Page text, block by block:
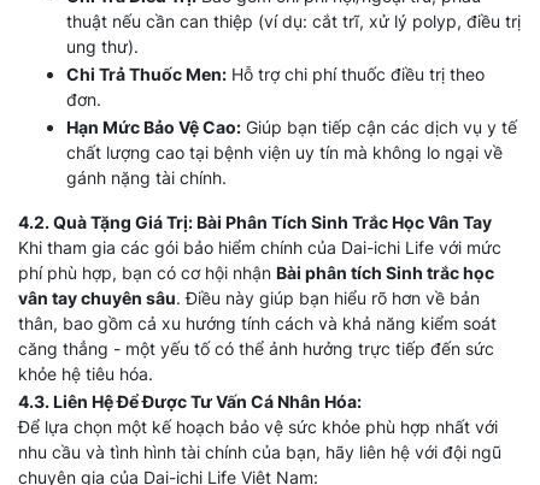
thuật nếu cần can thiệp (ví dụ: cắt trĩ, xử lý polyp, điều trị
ung thư).
Chi Trả Thuốc Men: Hỗ trợ chi phí thuốc điều trị theo
đơn.
Hạn Mức Bảo Vệ Cao: Giúp bạn tiếp cận các dịch vụ y tế
chất lượng cao tại bệnh viện uy tín mà không lo ngại về
gánh nặng tài chính.
4.2. Quà Tặng Giá Trị: Bài Phân Tích Sinh Trắc Học Vân Tay
Khi tham gia các gói bảo hiểm chính của Dai-ichi Life với mức
phí phù hợp, bạn có cơ hội nhận Bài phân tích Sinh trắc học
vân tay chuyên sâu. Điều này giúp bạn hiểu rõ hơn về bản
thân, bao gồm cả xu hướng tính cách và khả năng kiểm soát
căng thẳng - một yếu tố có thể ảnh hưởng trực tiếp đến sức
khỏe hệ tiêu hóa.
4.3. Liên Hệ Để Được Tư Vấn Cá Nhân Hóa:
Để lựa chọn một kế hoạch bảo vệ sức khỏe phù hợp nhất với
nhu cầu và tình hình tài chính của bạn, hãy liên hệ với đội ngũ
chuyên gia của Dai-ichi Life Việt Nam: